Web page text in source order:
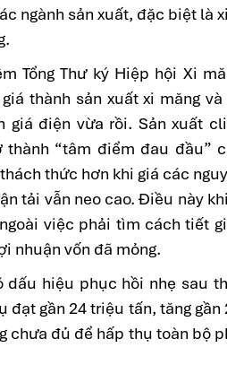
ngành sản xuất, đặc biệt là
Tổng Thư ký Hiệp hội Xi
thành sản xuất xi măng
điện vừa rồi. Sản xuất
“tâm điểm đau đầu”
thức hơn khi giá các
tải vẫn neo cao. Điều này
việc phải tìm cách tiết
nhuận vốn đã mỏng.
dấu hiệu phục hồi nhẹ sau
gần 24 triệu tấn, tăng gần
chưa đủ để hấp thụ toàn bộ